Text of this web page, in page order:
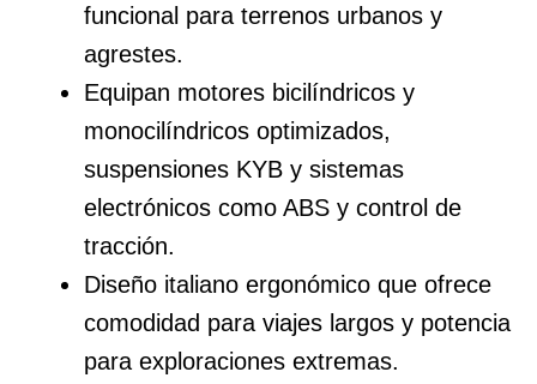
funcional para terrenos urbanos y
agrestes.
Equipan motores bicilíndricos y
monocilíndricos optimizados,
suspensiones KYB y sistemas
electrónicos como ABS y control de
tracción.
Diseño italiano ergonómico que ofrece
comodidad para viajes largos y potencia
para exploraciones extremas.